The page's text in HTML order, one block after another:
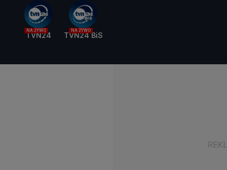
NA ŻYWO
TVN24
NA ŻYWO
TVN24 BiS